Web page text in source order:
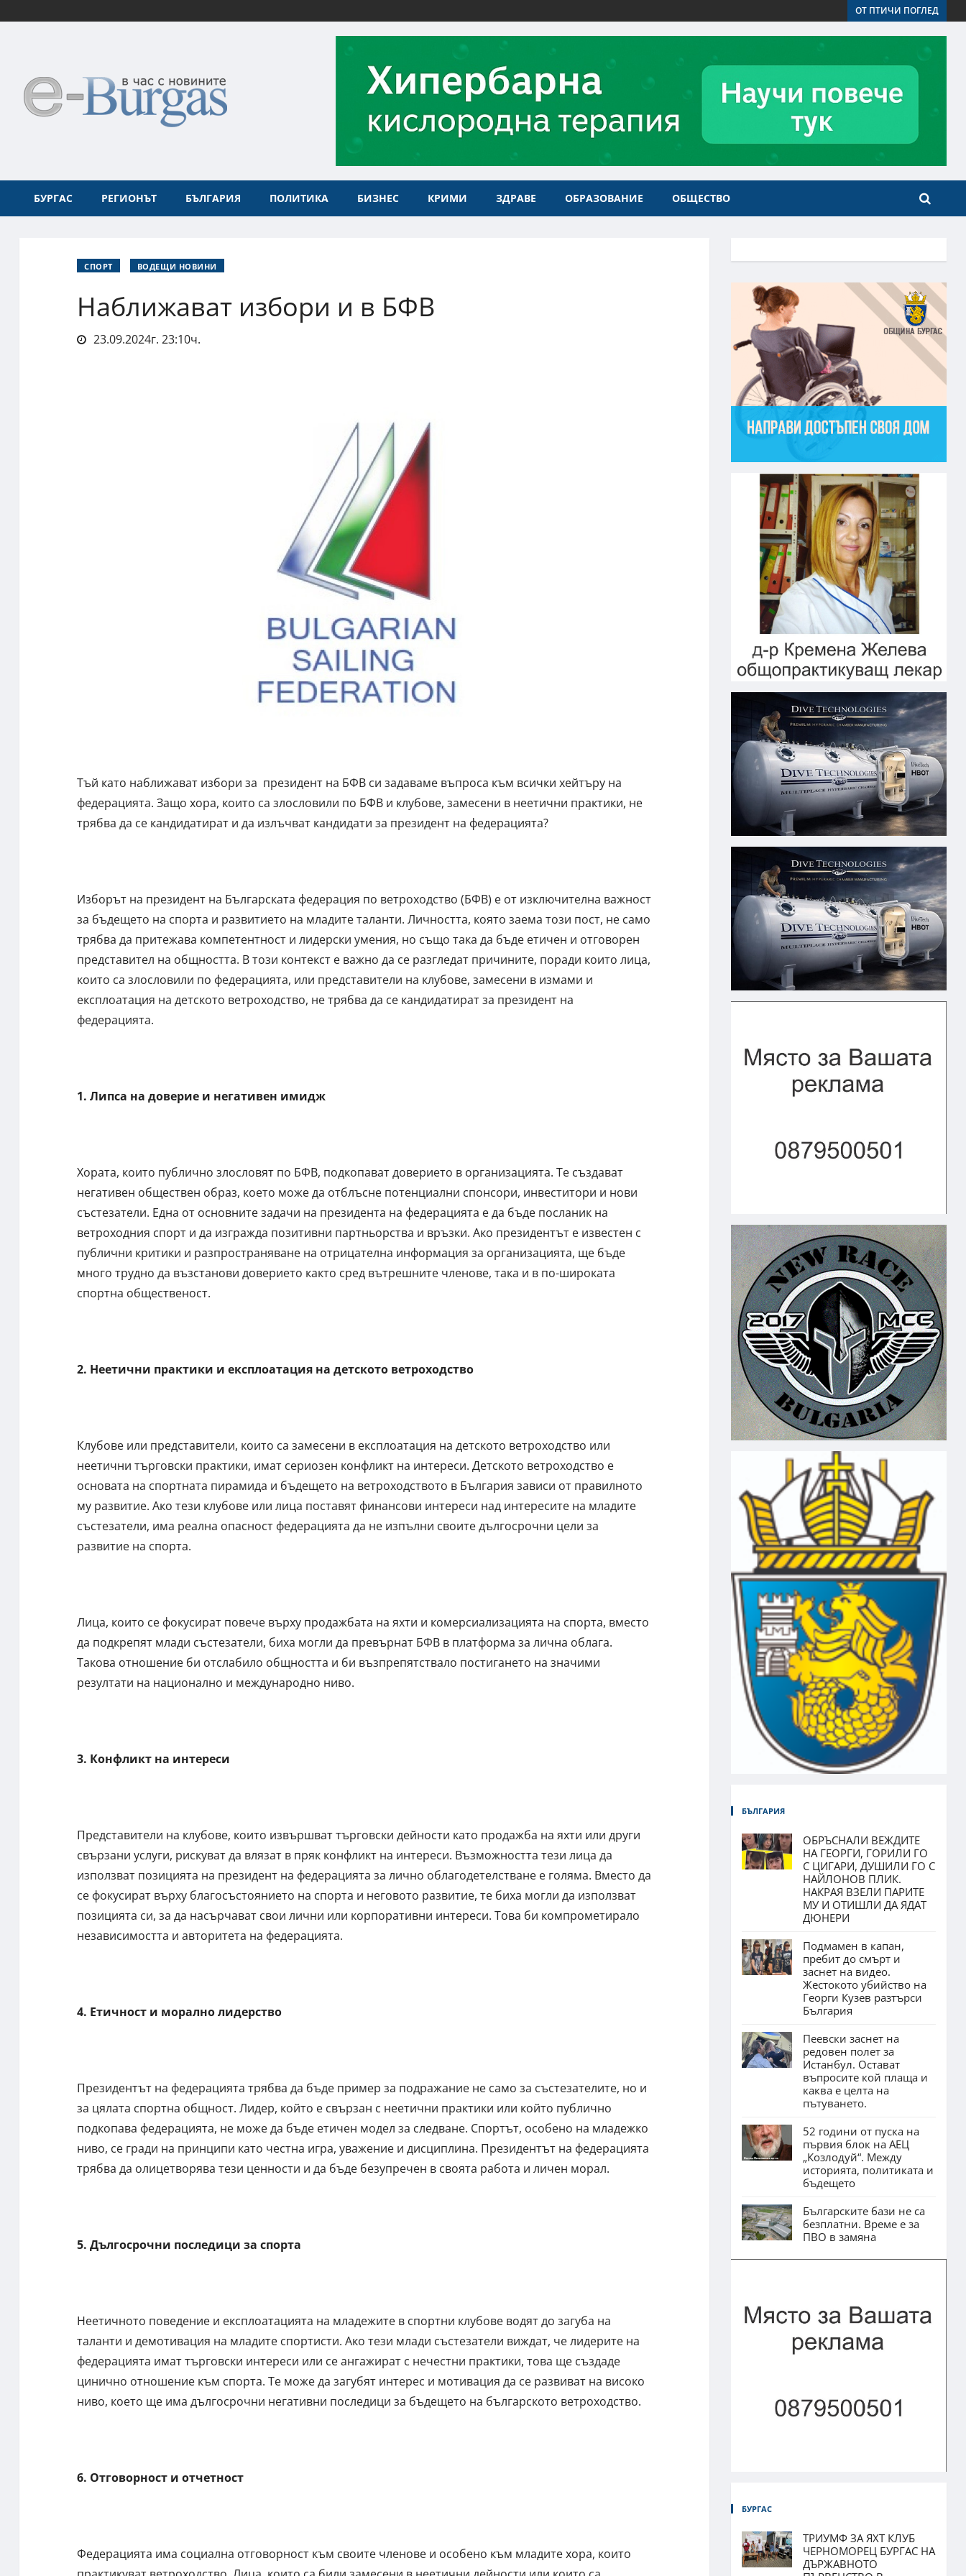
ОТ ПТИЧИ ПОГЛЕД
БУРГАС РЕГИОНЪТ БЪЛГАРИЯ ПОЛИТИКА БИЗНЕС КРИМИ ЗДРАВЕ ОБРАЗОВАНИЕ ОБЩЕСТВО
СПОРТ ВОДЕЩИ НОВИНИ
Наближават избори и в БФВ
23.09.2024г. 23:10ч.
Тъй като наближават избори за президент на БФВ си задаваме въпроса към всички хейтъру на
федерацията. Защо хора, които са злословили по БФВ и клубове, замесени в неетични практики, не
трябва да се кандидатират и да излъчват кандидати за президент на федерацията?
Изборът на президент на Българската федерация по ветроходство (БФВ) е от изключителна важност
за бъдещето на спорта и развитието на младите таланти. Личността, която заема този пост, не само
трябва да притежава компетентност и лидерски умения, но също така да бъде етичен и отговорен
представител на общността. В този контекст е важно да се разгледат причините, поради които лица,
които са злословили по федерацията, или представители на клубове, замесени в измами и
експлоатация на детското ветроходство, не трябва да се кандидатират за президент на
федерацията.
1. Липса на доверие и негативен имидж
Хората, които публично злословят по БФВ, подкопават доверието в организацията. Те създават
негативен обществен образ, което може да отблъсне потенциални спонсори, инвеститори и нови
състезатели. Една от основните задачи на президента на федерацията е да бъде посланик на
ветроходния спорт и да изгражда позитивни партньорства и връзки. Ако президентът е известен с
публични критики и разпространяване на отрицателна информация за организацията, ще бъде
много трудно да възстанови доверието както сред вътрешните членове, така и в по-широката
спортна общественост.
2. Неетични практики и експлоатация на детското ветроходство
Клубове или представители, които са замесени в експлоатация на детското ветроходство или
неетични търговски практики, имат сериозен конфликт на интереси. Детското ветроходство е
основата на спортната пирамида и бъдещето на ветроходството в България зависи от правилното
му развитие. Ако тези клубове или лица поставят финансови интереси над интересите на младите
състезатели, има реална опасност федерацията да не изпълни своите дългосрочни цели за
развитие на спорта.
Лица, които се фокусират повече върху продажбата на яхти и комерсиализацията на спорта, вместо
да подкрепят млади състезатели, биха могли да превърнат БФВ в платформа за лична облага.
Такова отношение би отслабило общността и би възпрепятствало постигането на значими
резултати на национално и международно ниво.
3. Конфликт на интереси
Представители на клубове, които извършват търговски дейности като продажба на яхти или други
свързани услуги, рискуват да влязат в пряк конфликт на интереси. Възможността тези лица да
използват позицията на президент на федерацията за лично облагодетелстване е голяма. Вместо да
се фокусират върху благосъстоянието на спорта и неговото развитие, те биха могли да използват
позицията си, за да насърчават свои лични или корпоративни интереси. Това би компрометирало
независимостта и авторитета на федерацията.
4. Етичност и морално лидерство
Президентът на федерацията трябва да бъде пример за подражание не само за състезателите, но и
за цялата спортна общност. Лидер, който е свързан с неетични практики или който публично
подкопава федерацията, не може да бъде етичен модел за следване. Спортът, особено на младежко
ниво, се гради на принципи като честна игра, уважение и дисциплина. Президентът на федерацията
трябва да олицетворява тези ценности и да бъде безупречен в своята работа и личен морал.
5. Дългосрочни последици за спорта
Неетичното поведение и експлоатацията на младежите в спортни клубове водят до загуба на
таланти и демотивация на младите спортисти. Ако тези млади състезатели виждат, че лидерите на
федерацията имат търговски интереси или се ангажират с нечестни практики, това ще създаде
цинично отношение към спорта. Те може да загубят интерес и мотивация да се развиват на високо
ниво, което ще има дългосрочни негативни последици за бъдещето на българското ветроходство.
6. Отговорност и отчетност
Федерацията има социална отговорност към своите членове и особено към младите хора, които
БЪЛГАРИЯ
ОБРЪСНАЛИ ВЕЖДИТЕ
НА ГЕОРГИ, ГОРИЛИ ГО
С ЦИГАРИ, ДУШИЛИ ГО С
НАЙЛОНОВ ПЛИК.
НАКРАЯ ВЗЕЛИ ПАРИТЕ
МУ И ОТИШЛИ ДА ЯДАТ
ДЮНЕРИ
Подмамен в капан,
пребит до смърт и
заснет на видео.
Жестокото убийство на
Георги Кузев разтърси
България
Пеевски заснет на
редовен полет за
Истанбул. Остават
въпросите кой плаща и
каква е целта на
пътуването.
52 години от пуска на
първия блок на АЕЦ
„Козлодуй“. Между
историята, политиката и
бъдещето
Българските бази не са
безплатни. Време е за
ПВО в замяна
БУРГАС
ТРИУМФ ЗА ЯХТ КЛУБ
ЧЕРНОМОРЕЦ БУРГАС НА
ДЪРЖАВНОТО